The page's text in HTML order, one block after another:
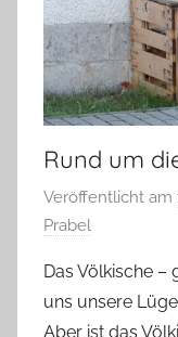
Rund um
Veröffentlicht am
Prabel
Das Völkische –
uns unsere
Aber ist das